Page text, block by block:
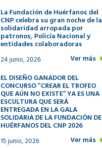
La Fundación de Huérfanos del
CNP celebra su gran noche de la
solidaridad arropada por
patronos, Policía Nacional y
entidades colaboradoras
24 junio, 2026
Ver más
EL DISEÑO GANADOR DEL
CONCURSO “CREAR EL TROFEO
QUE AÚN NO EXISTE” YA ES UNA
ESCULTURA QUE SERÁ
ENTREGADA EN LA GALA
SOLIDARIA DE LA FUNDACIÓN DE
HUÉRFANOS DEL CNP 2026
15 junio, 2026 Ver más